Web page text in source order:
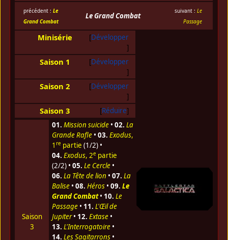
précédent : Le
Grand Combat
Le Grand Combat
suivant : Le
Passage
Développer
Minisérie
Développer
Saison 1
Développer
Saison 2
Réduire
Saison 3
Saison
3
01. Mission suicide• 02. La
Grande Rafle• 03. Exodus,
1 repartie (1/2) •
04. Exodus, 2epartie
(2/2) • 05. Le Cercle•
06. La Tête de lion • 07. La
Balise• 08. Héros• 09. Le
Grand Combat• 10. Le
Passage• 11. L'Œil de
Jupiter• 12. Extase•
13. L'Interrogatoire•
14. Les Sagitarrons•